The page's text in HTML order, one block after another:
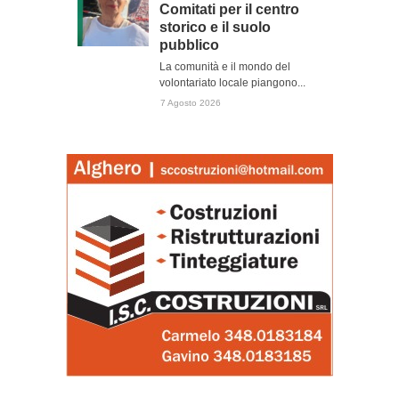
Comitati per il centro
storico e il suolo
pubblico
La comunità e il mondo del
volontariato locale piangono...
7 Agosto 2026